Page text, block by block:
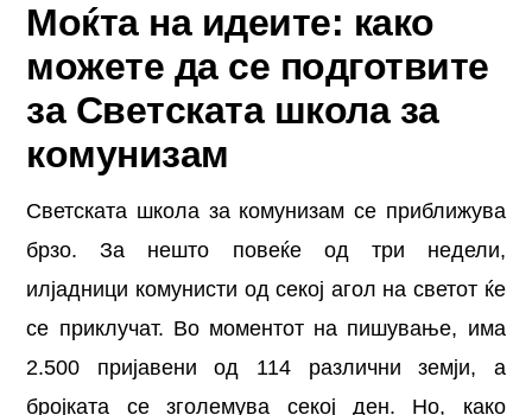
Моќта на идеите: како
можете да се подготвите
за Светската школа за
комунизам
Светската школа за комунизам се приближува
брзо. За нешто повеќе од три недели,
илјадници комунисти од секој агол на светот ќе
се приклучат. Во моментот на пишување, има
2.500 пријавени од 114 различни земји, а
бројката се зголемува секој ден. Но, како